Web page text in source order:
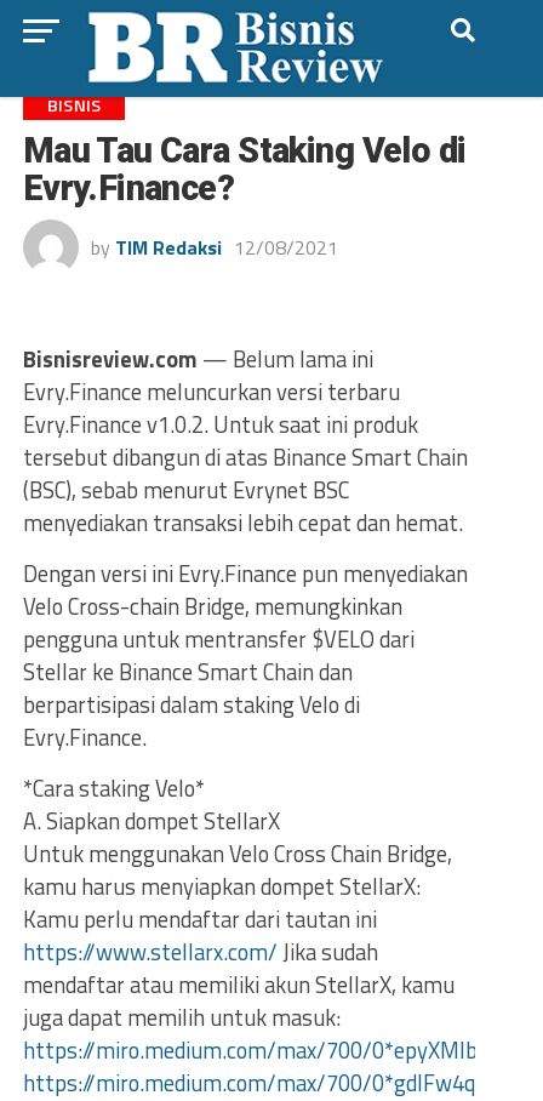
BISNIS
Mau Tau Cara Staking Velo di
Evry.Finance?
by TIM Redaksi 12/08/2021
Bisnisreview.com — Belum lama ini
Evry.Finance meluncurkan versi terbaru
Evry.Finance v1.0.2. Untuk saat ini produk
tersebut dibangun di atas Binance Smart Chain
(BSC), sebab menurut Evrynet BSC
menyediakan transaksi lebih cepat dan hemat.
Dengan versi ini Evry.Finance pun menyediakan
Velo Cross-chain Bridge, memungkinkan
pengguna untuk mentransfer $VELO dari
Stellar ke Binance Smart Chain dan
berpartisipasi dalam staking Velo di
Evry.Finance.
*Cara staking Velo*
A. Siapkan dompet StellarX
Untuk menggunakan Velo Cross Chain Bridge,
kamu harus menyiapkan dompet StellarX:
Kamu perlu mendaftar dari tautan ini
https://www.stellarx.com/Jika sudah
mendaftar atau memiliki akun StellarX, kamu
juga dapat memilih untuk masuk:
https://miro.medium.com/max/700/
https://miro.medium.com/max/700/